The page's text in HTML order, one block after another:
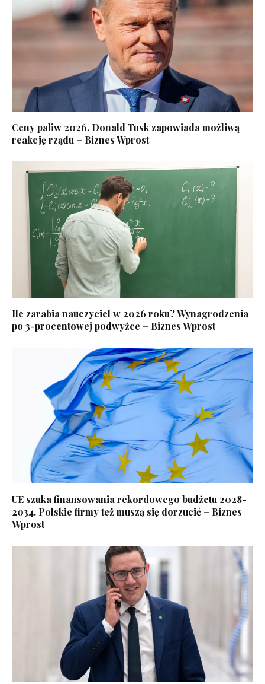
Ceny paliw 2026. Donald Tusk zapowiada możliwą
reakcję rządu – Biznes Wprost
Ile zarabia nauczyciel w 2026 roku? Wynagrodzenia
po 3-procentowej podwyżce – Biznes Wprost
UE szuka finansowania rekordowego budżetu 2028-
2034. Polskie firmy też muszą się dorzucić – Biznes
Wprost